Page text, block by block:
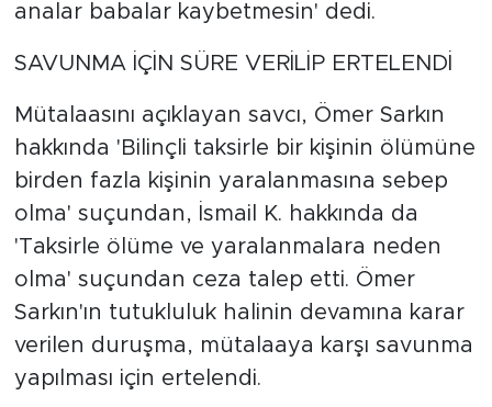
analar babalar kaybetmesin' dedi.
SAVUNMA İÇİN SÜRE VERİLİP ERTELENDİ
Mütalaasını açıklayan savcı, Ömer Sarkın
hakkında 'Bilinçli taksirle bir kişinin ölümüne
birden fazla kişinin yaralanmasına sebep
olma' suçundan, İsmail K. hakkında da
'Taksirle ölüme ve yaralanmalara neden
olma' suçundan ceza talep etti. Ömer
Sarkın'ın tutukluluk halinin devamına karar
verilen duruşma, mütalaaya karşı savunma
yapılması için ertelendi.